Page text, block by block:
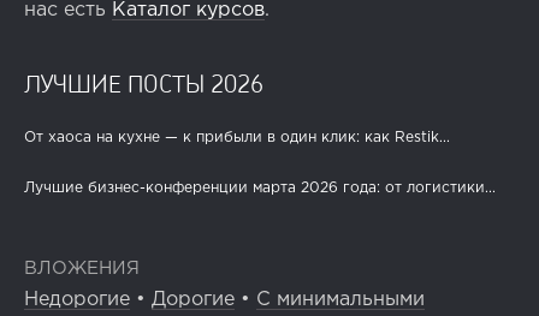
нас есть Каталог курсов.
ЛУЧШИЕ ПОСТЫ 2026
От хаоса на кухне — к прибыли в один клик: как Restik...
Лучшие бизнес-конференции марта 2026 года: от логистики...
ВЛОЖЕНИЯ
Недорогие • Дорогие • С минимальными